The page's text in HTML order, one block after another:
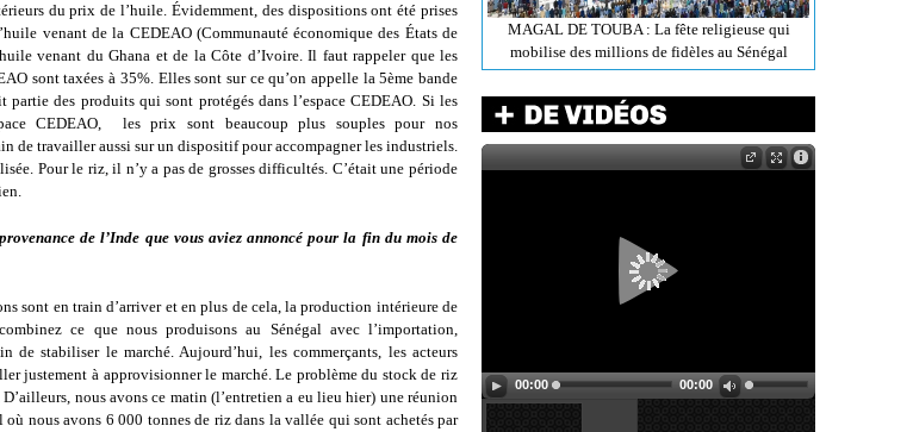
du prix de l’huile. Évidemment, des dispositions ont été prises
venant de la CEDEAO (Communauté économique des États de
venant du Ghana et de la Côte d’Ivoire. Il faut rappeler que les
sont taxées à 35%. Elles sont sur ce qu’on appelle la 5ème bande
des produits qui sont protégés dans l’espace CEDEAO. Si les
CEDEAO, les prix sont beaucoup plus souples pour nos
de travailler aussi sur un dispositif pour accompagner les industriels.
Pour le riz, il n’y a pas de grosses difficultés. C’était une période
de l’Inde que vous aviez annoncé pour la fin du mois de
sont en train d’arriver et en plus de cela, la production intérieure de
ce que nous produisons au Sénégal avec l’importation,
de stabiliser le marché. Aujourd’hui, les commerçants, les acteurs
justement à approvisionner le marché. Le problème du stock de riz
D’ailleurs, nous avons ce matin (l’entretien a eu lieu hier) une réunion
nous avons 6 000 tonnes de riz dans la vallée qui sont achetés par
MAGAL DE TOUBA : La fête religieuse qui
mobilise des millions de fidèles au Sénégal
00:00 00:00